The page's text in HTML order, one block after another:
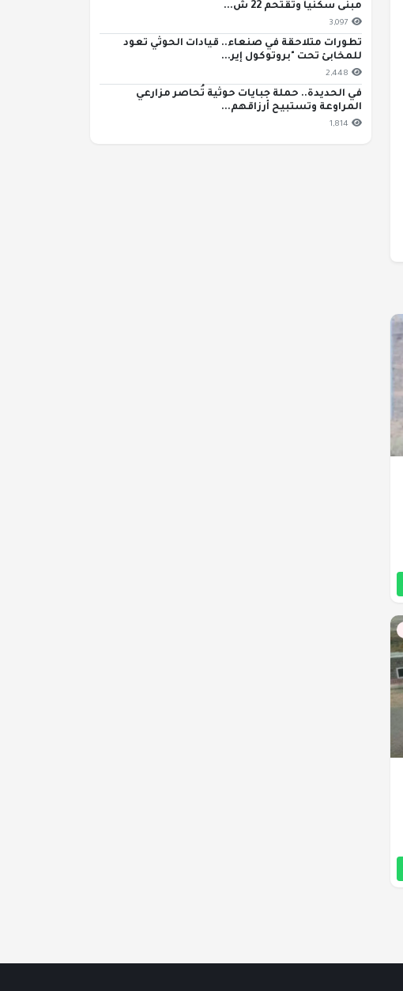
مبنى سكنياً وتقتحم 22 ش...
3,097
تطورات متلاحقة في صنعاء.. قيادات الحوثي تعود
للمخابئ تحت "بروتوكول إير...
2,448
في الحديدة.. حملة جبايات حوثية تُحاصر مزارعي
المراوعة وتستبيح أرزاقهم...
1,814